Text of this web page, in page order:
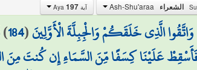
الشعراء آية Aya 197
وَاتَّقُوا الَّذِي خَلَقَكُمْ وَالْجِبِلَّةَ الْأَوَّلِينَ(
184
)
عَلَيْنَا كِسَفًا مِّنَ السَّمَاءِ إِن كُنتَ مِنَ